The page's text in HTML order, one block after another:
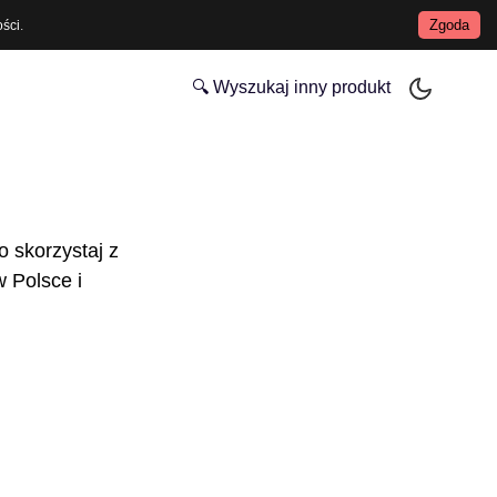
Zgoda
🔍 Wyszukaj inny produkt
skorzystaj z
Polsce i